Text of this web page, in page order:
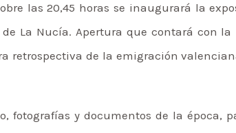
las 20,45 horas se inaugurará la
La Nucía. Apertura que contará con la
retrospectiva de la emigración
fotografías y documentos de la época,